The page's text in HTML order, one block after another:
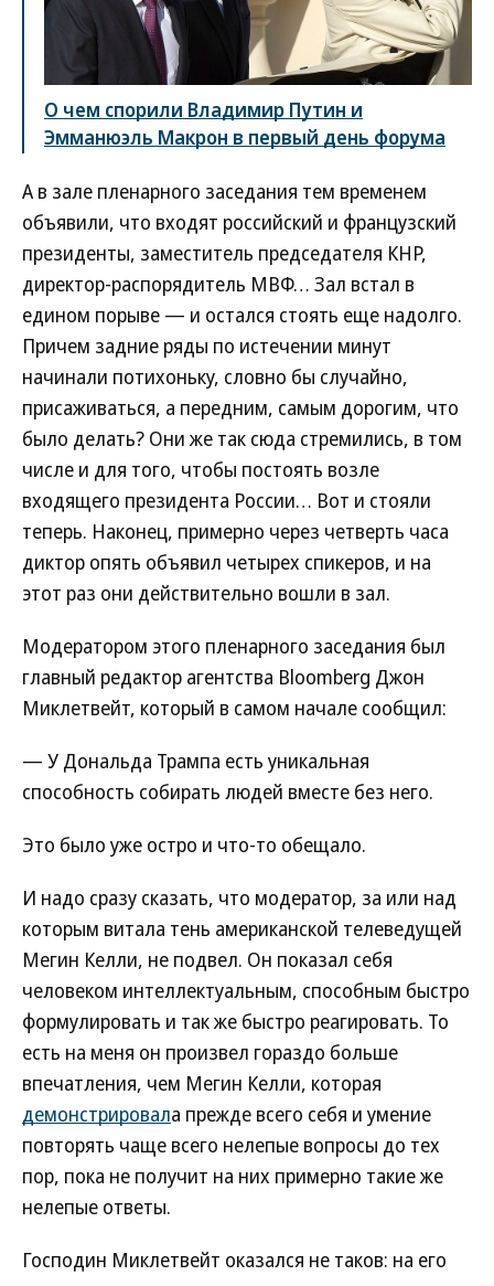
О чем спорили Владимир Путин и
Эмманюэль Макрон в первый день форума
А в зале пленарного заседания тем временем
объявили, что входят российский и французский
президенты, заместитель председателя КНР,
директор-распорядитель МВФ… Зал встал в
едином порыве — и остался стоять еще надолго.
Причем задние ряды по истечении минут
начинали потихоньку, словно бы случайно,
присаживаться, а передним, самым дорогим, что
было делать? Они же так сюда стремились, в том
числе и для того, чтобы постоять возле
входящего президента России… Вот и стояли
теперь. Наконец, примерно через четверть часа
диктор опять объявил четырех спикеров, и на
этот раз они действительно вошли в зал.
Модератором этого пленарного заседания был
главный редактор агентства Bloomberg Джон
Миклетвейт, который в самом начале сообщил:
— У Дональда Трампа есть уникальная
способность собирать людей вместе без него.
Это было уже остро и что-то обещало.
И надо сразу сказать, что модератор, за или над
которым витала тень американской телеведущей
Мегин Келли, не подвел. Он показал себя
человеком интеллектуальным, способным быстро
формулировать и так же быстро реагировать. То
есть на меня он произвел гораздо больше
впечатления, чем Мегин Келли, которая
демонстрировала прежде всего себя и умение
повторять чаще всего нелепые вопросы до тех
пор, пока не получит на них примерно такие же
нелепые ответы.
Господин Миклетвейт оказался не таков: на его